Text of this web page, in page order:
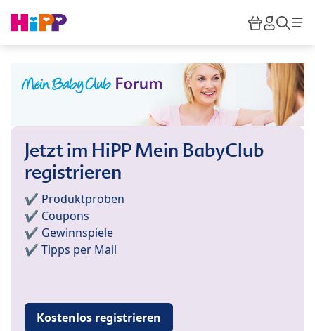
HiPP
Jetzt im HiPP Mein BabyClub
registrieren
✔️ Produktproben
✔️ Coupons
✔️ Gewinnspiele
✔️ Tipps per Mail
Kostenlos registrieren